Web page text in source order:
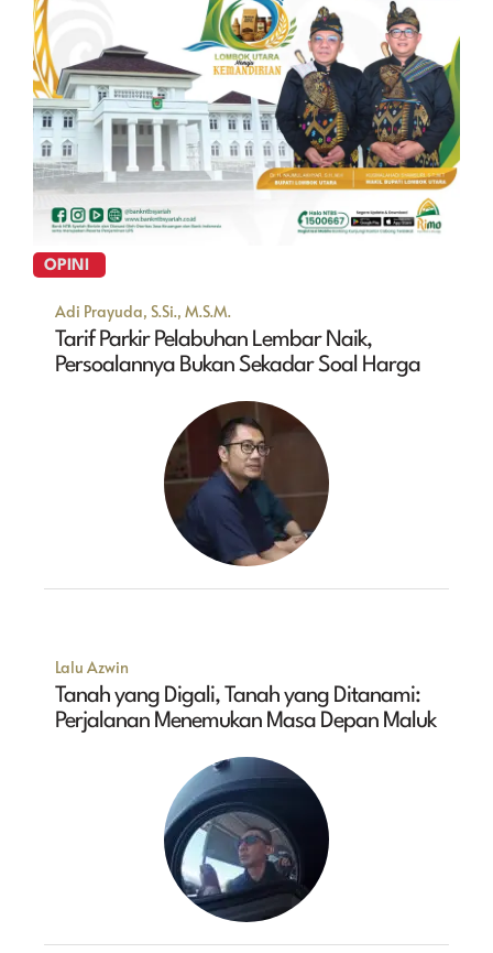
OPINI
Adi Prayuda, S.Si., M.S.M.
Tarif Parkir Pelabuhan Lembar Naik,
Persoalannya Bukan Sekadar Soal Harga
Lalu Azwin
Tanah yang Digali, Tanah yang Ditanami:
Perjalanan Menemukan Masa Depan Maluk